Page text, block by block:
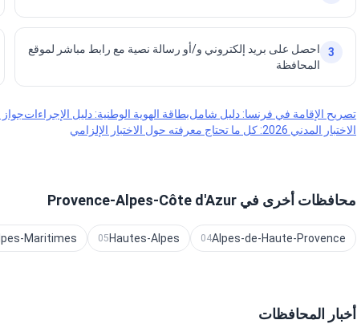
3
احصل على بريد إلكتروني و/أو رسالة نصية مع رابط مباشر لموقع
المحافظة
تصريح الإقامة في فرنسا: دليل شاملبطاقة الهوية الوطنية: دليل الإجراءات
الاختبار المدني 2026: كل ما تحتاج معرفته حول الاختبار الإلزامي
محافظات أخرى في Provence-Alpes-Côte d'Azur
Alpes-de-Haute-Provence
04
Hautes-Alpes
05
Maritimes
أخبار المحافظات